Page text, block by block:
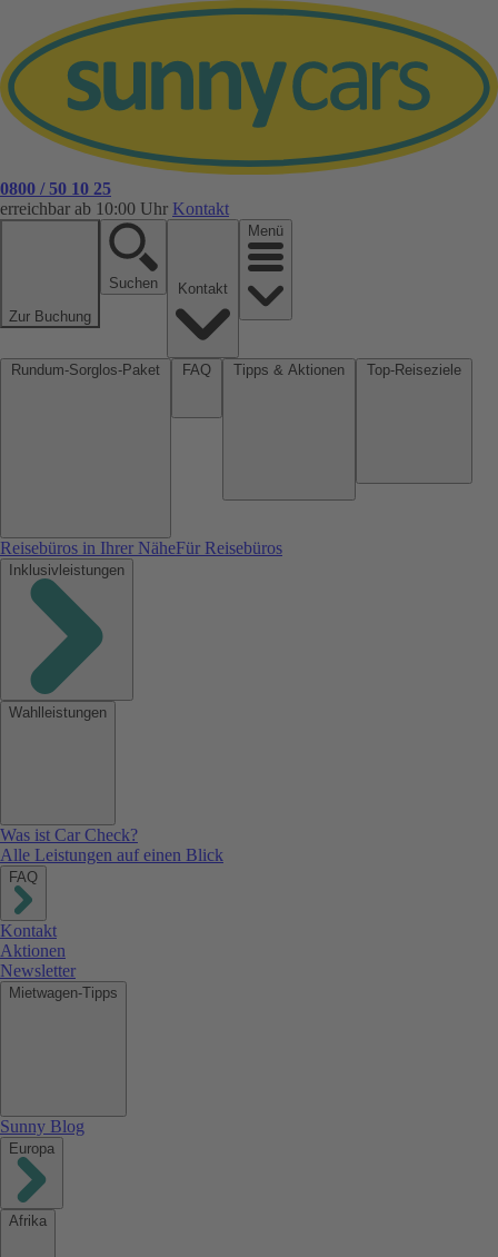
0800 / 50 10 25
erreichbar ab 10:00 Uhr Kontakt
Zur Buchung
Suchen
Menü
Reisebüros in Ihrer NäheFür Reisebüros
Inklusivleistungen
Wahlleistungen
Was ist Car Check?
Alle Leistungen auf einen Blick
FAQ
Kontakt
Aktionen
Newsletter
Mietwagen-Tipps
Sunny Blog
Europa
Afrika